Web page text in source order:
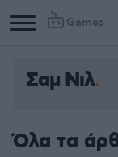
Games
Σαμ Νιλ
Όλα τα